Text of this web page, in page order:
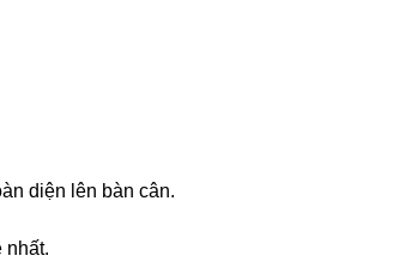
diện lên bàn cân.
nhất.